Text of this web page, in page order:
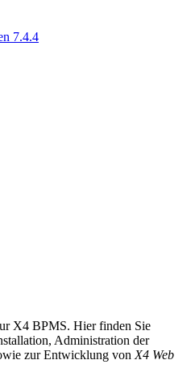
7.4.4
X4 BPMS. Hier finden Sie
Administration der
zur Entwicklung von X4 Web